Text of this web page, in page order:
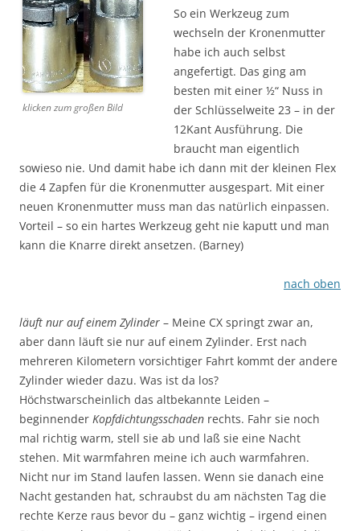
klicken zum großen Bild
So ein Werkzeug zum
wechseln der Kronenmutter
habe ich auch selbst
angefertigt. Das ging am
besten mit einer ½“ Nuss in
der Schlüsselweite 23 – in der
12Kant Ausführung. Die
braucht man eigentlich
sowieso nie. Und damit habe ich dann mit der kleinen Flex
die 4 Zapfen für die Kronenmutter ausgespart. Mit einer
neuen Kronenmutter muss man das natürlich einpassen.
Vorteil – so ein hartes Werkzeug geht nie kaputt und man
kann die Knarre direkt ansetzen. (Barney)
nach oben
läuft nur auf einem Zylinder – Meine CX springt zwar an,
aber dann läuft sie nur auf einem Zylinder. Erst nach
mehreren Kilometern vorsichtiger Fahrt kommt der andere
Zylinder wieder dazu. Was ist da los?
Höchstwarscheinlich das altbekannte Leiden –
beginnender Kopfdichtungsschaden rechts. Fahr sie noch
mal richtig warm, stell sie ab und laß sie eine Nacht
stehen. Mit warmfahren meine ich auch warmfahren.
Nicht nur im Stand laufen lassen. Wenn sie danach eine
Nacht gestanden hat, schraubst du am nächsten Tag die
rechte Kerze raus bevor du – ganz wichtig – irgend einen